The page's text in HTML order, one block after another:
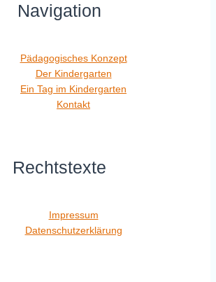
Navigation
Pädagogisches Konzept
Der Kindergarten
Ein Tag im Kindergarten
Kontakt
Rechtstexte
Impressum
Datenschutzerklärung